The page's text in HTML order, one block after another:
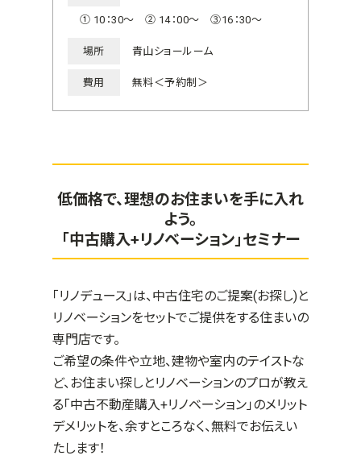
① 10：30～ ② 14：00～ ③16：30～
場所 青山ショールーム
費用 無料＜予約制＞
低価格で、理想のお住まいを手に入れ
よう。
「中古購入+リノベーション」セミナー
「リノデュース」は、中古住宅のご提案(お探し)と
リノベーションをセットでご提供をする住まいの
専門店です。
ご希望の条件や立地、建物や室内のテイストな
ど、お住まい探しとリノベーションのプロが教え
る「中古不動産購入+リノベーション」のメリット
デメリットを、余すところなく、無料でお伝えい
たします！